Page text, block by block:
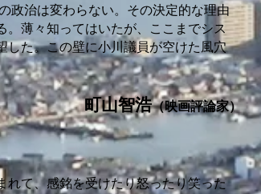
町山智浩（映画評論家）
政治は変わらない。その決定的な理由
。薄々知ってはいたが、ここまでシス
た。この壁に小川議員が空けた風穴
れて、感銘を受けたり怒ったり笑った